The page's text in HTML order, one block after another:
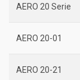
AERO 20 Serie
AERO 20-01
AERO 20-21